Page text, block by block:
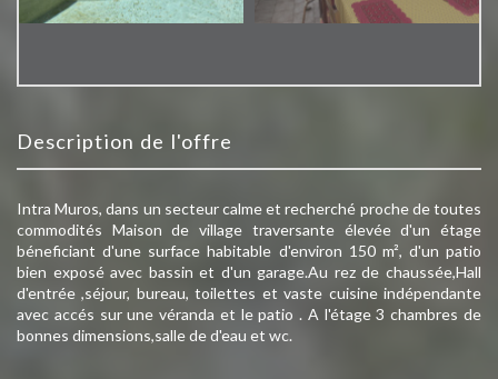
description de l'offre
Intra Muros, dans un secteur calme et recherché proche de toutes
commodités Maison de village traversante élevée d'un étage
béneficiant d'une surface habitable d'environ 150 m², d'un patio
bien exposé avec bassin et d'un garage.Au rez de chaussée,Hall
d'entrée ,séjour, bureau, toilettes et vaste cuisine indépendante
avec accés sur une véranda et le patio . A l'étage 3 chambres de
bonnes dimensions,salle de d'eau et wc.